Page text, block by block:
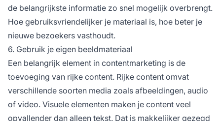
de belangrijkste informatie zo snel mogelijk overbrengt.
Hoe gebruiksvriendelijker je materiaal is, hoe beter je
nieuwe bezoekers vasthoudt.
6. Gebruik je eigen beeldmateriaal
Een belangrijk element in contentmarketing is de
toevoeging van rijke content. Rijke content omvat
verschillende soorten media zoals afbeeldingen, audio
of video. Visuele elementen maken je content veel
opvallender dan alleen tekst. Dat is makkelijker gezegd